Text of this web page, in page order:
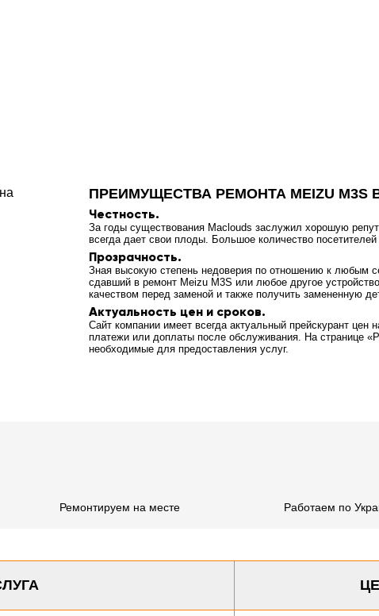
ПРЕИМУЩЕСТВА РЕМОНТА MEIZU M3S В
Честность.
За годы существования Maclouds заслужил хорошую
всегда дает свои плоды. Большое количество
Прозрачность.
Зная высокую степень недоверия по отношению к любым
сдавший в ремонт Meizu M3S или любое другое
качеством перед заменой и также получить замененную
Актуальность цен и сроков.
Сайт компании имеет всегда актуальный прейскурант
платежи или доплаты после обслуживания. На странице
необходимые для предоставления услуг.
Ремонтируем на месте Работаем по